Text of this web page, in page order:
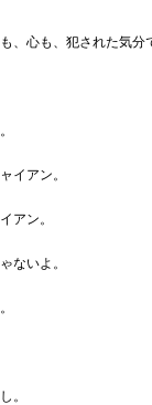
、心も、犯された気分
イアン。
アン。
ないよ。
。